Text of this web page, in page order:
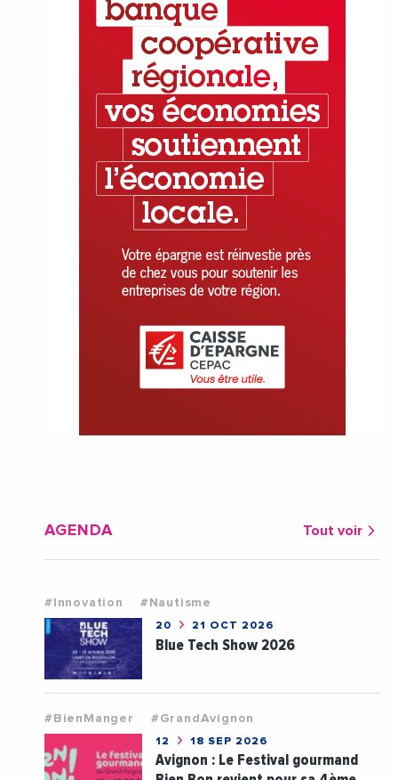
AGENDA Tout voir
#Innovation #Nautisme
20 21 OCT 2026
Blue Tech Show 2026
#BienManger #GrandAvignon
12 18 SEP 2026
Avignon : Le Festival gourmand